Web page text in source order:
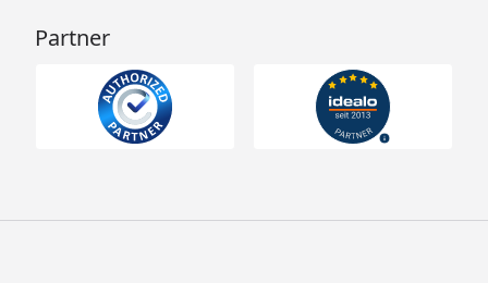
Partner